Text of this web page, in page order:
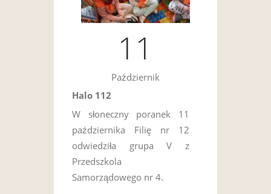
11
Październik
Halo 112
W słoneczny poranek 11
października Filię nr 12
odwiedziła grupa V z
Przedszkola
Samorządowego nr 4.